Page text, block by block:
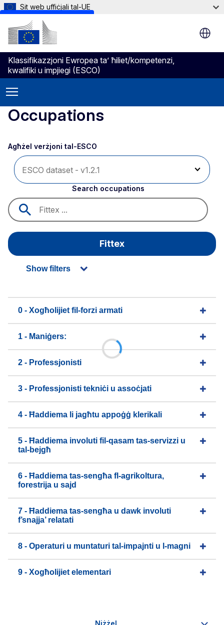
Skip to main content
Sit web uffiċjali tal-UE
Klassifikazzjoni Ewropea ta’ ħiliet/kompetenzi,
kwalifiki u impjiegi (ESCO)
Occupations
Agħżel verżjoni tal-ESCO
Search occupations
Fittex
Show filters
0 - Xogħolijiet fil-forzi armati
1 - Maniġers:
2 - Professjonisti
3 - Professjonisti tekniċi u assoċjati
4 - Ħaddiema li jagħtu appoġġ klerikali
5 - Ħaddiema involuti fil-qasam tas-servizzi u
tal-bejgħ
6 - Ħaddiema tas-sengħa fl-agrikoltura,
forestrija u sajd
7 - Ħaddiema tas-sengħa u dawk involuti
f’snajja’ relatati
8 - Operaturi u muntaturi tal-impajnti u l-magni
9 - Xogħolijiet elementari